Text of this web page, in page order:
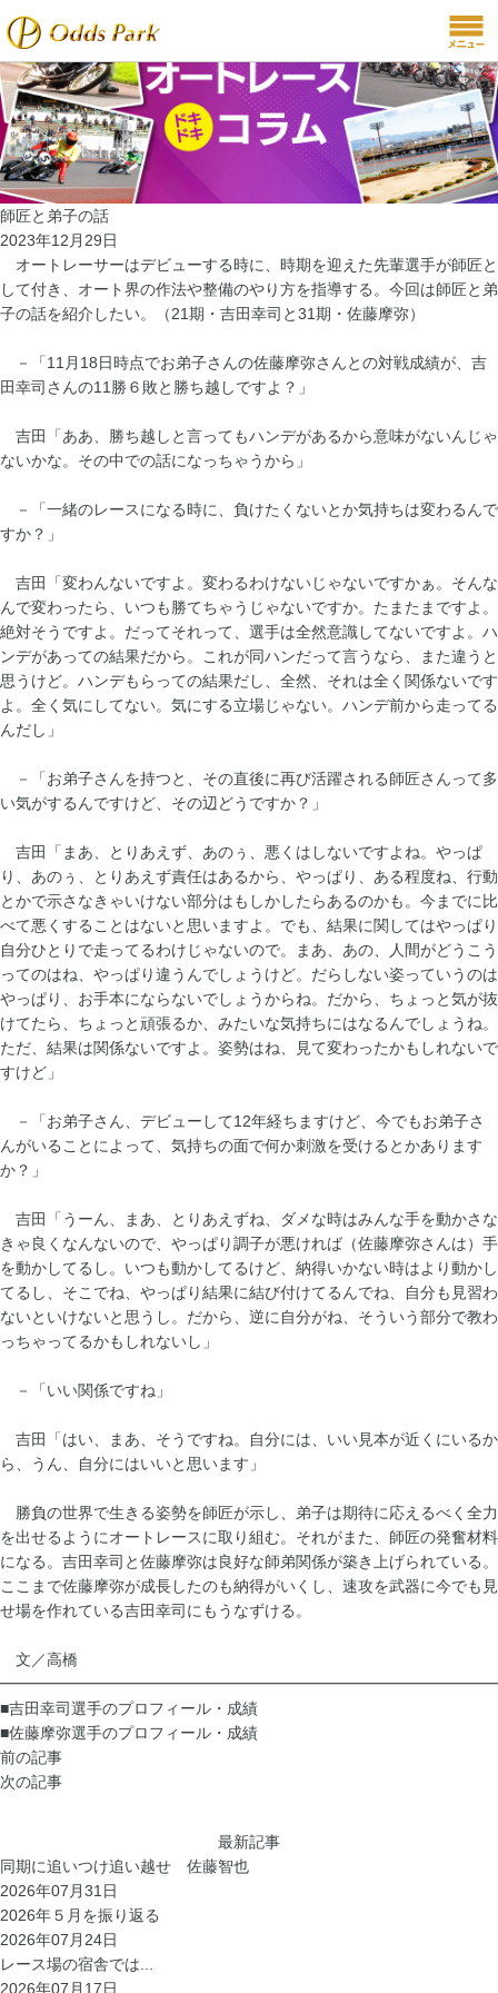
師匠と弟子の話
2023年12月29日
オートレーサーはデビューする時に、時期を迎えた先輩選手が師匠と
して付き、オート界の作法や整備のやり方を指導する。今回は師匠と弟
子の話を紹介したい。（21期・吉田幸司と31期・佐藤摩弥）
－「11月18日時点でお弟子さんの佐藤摩弥さんとの対戦成績が、吉
田幸司さんの11勝６敗と勝ち越しですよ？」
吉田「ああ、勝ち越しと言ってもハンデがあるから意味がないんじゃ
ないかな。その中での話になっちゃうから」
－「一緒のレースになる時に、負けたくないとか気持ちは変わるんで
すか？」
吉田「変わんないですよ。変わるわけないじゃないですかぁ。そんな
んで変わったら、いつも勝てちゃうじゃないですか。たまたまですよ。
絶対そうですよ。だってそれって、選手は全然意識してないですよ。ハ
ンデがあっての結果だから。これが同ハンだって言うなら、また違うと
思うけど。ハンデもらっての結果だし、全然、それは全く関係ないです
よ。全く気にしてない。気にする立場じゃない。ハンデ前から走ってる
んだし」
－「お弟子さんを持つと、その直後に再び活躍される師匠さんって多
い気がするんですけど、その辺どうですか？」
吉田「まあ、とりあえず、あのぅ、悪くはしないですよね。やっぱ
り、あのぅ、とりあえず責任はあるから、やっぱり、ある程度ね、行動
とかで示さなきゃいけない部分はもしかしたらあるのかも。今までに比
べて悪くすることはないと思いますよ。でも、結果に関してはやっぱり
自分ひとりで走ってるわけじゃないので。まあ、あの、人間がどうこう
ってのはね、やっぱり違うんでしょうけど。だらしない姿っていうのは
やっぱり、お手本にならないでしょうからね。だから、ちょっと気が抜
けてたら、ちょっと頑張るか、みたいな気持ちにはなるんでしょうね。
ただ、結果は関係ないですよ。姿勢はね、見て変わったかもしれないで
すけど」
－「お弟子さん、デビューして12年経ちますけど、今でもお弟子さ
んがいることによって、気持ちの面で何か刺激を受けるとかあります
か？」
吉田「うーん、まあ、とりあえずね、ダメな時はみんな手を動かさな
きゃ良くなんないので、やっぱり調子が悪ければ（佐藤摩弥さんは）手
を動かしてるし。いつも動かしてるけど、納得いかない時はより動かし
てるし、そこでね、やっぱり結果に結び付けてるんでね、自分も見習わ
ないといけないと思うし。だから、逆に自分がね、そういう部分で教わ
っちゃってるかもしれないし」
－「いい関係ですね」
吉田「はい、まあ、そうですね。自分には、いい見本が近くにいるか
ら、うん、自分にはいいと思います」
勝負の世界で生きる姿勢を師匠が示し、弟子は期待に応えるべく全力
を出せるようにオートレースに取り組む。それがまた、師匠の発奮材料
になる。吉田幸司と佐藤摩弥は良好な師弟関係が築き上げられている。
ここまで佐藤摩弥が成長したのも納得がいくし、速攻を武器に今でも見
せ場を作れている吉田幸司にもうなずける。
文／高橋
━━━━━━━━━━━━━━━━━━━━━━━━━━━━━━━━
■吉田幸司選手のプロフィール・成績
■佐藤摩弥選手のプロフィール・成績
前の記事
次の記事
最新記事
同期に追いつけ追い越せ 佐藤智也
2026年07月31日
2026年５月を振り返る
2026年07月24日
レース場の宿舎では...
2026年07月17日